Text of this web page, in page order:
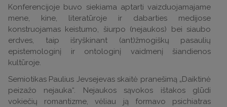
Konferencijoje buvo siekiama aptarti vaizduojamajame
mene, kine, literatūroje ir dabarties medijose
konstruojamas keistumo, šiurpo (nejaukos) bei siaubo
erdves, taip išryškinant (ant)žmogiškų pasaulių
epistemologinį ir ontologinį vaidmenį šiandienos
kultūroje.
Semiotikas Paulius Jevsejevas skaitė pranešimą „Daiktinė
peizažo nejauka“. Nejaukos sąvokos ištakos glūdi
vokiečių romantizme, vėliau ją formavo psichiatras